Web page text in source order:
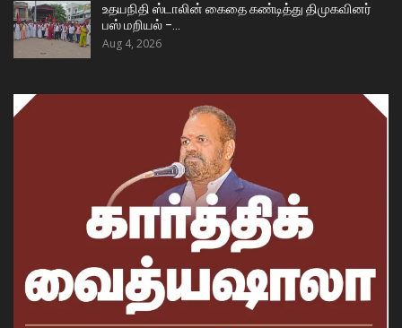
உதயநிதி ஸ்டாலின் கைதை கண்டித்து திமுகவினர்
பஸ் மறியல் –…
Aug 4, 2026